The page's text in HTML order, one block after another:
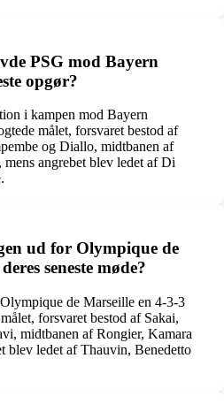
PSG mod Bayern
opgør?
i kampen mod Bayern
målet, forsvaret bestod af
og Diallo, midtbanen af
mens angrebet blev ledet af Di
ud for Olympique de
seneste møde?
de Marseille en 4-3-3
forsvaret bestod af Sakai,
midtbanen af Rongier, Kamara
blev ledet af Thauvin, Benedetto